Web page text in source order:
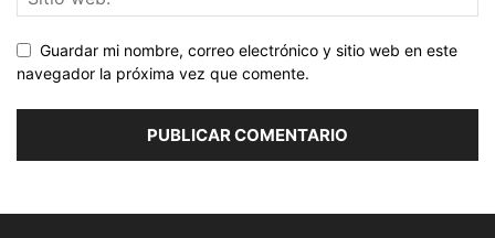
Guardar mi nombre, correo electrónico y sitio web en este
navegador la próxima vez que comente.